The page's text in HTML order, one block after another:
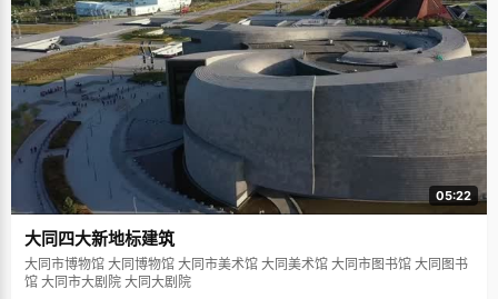
05:22
大同四大新地标建筑
大同市博物馆 大同博物馆 大同市美术馆 大同美术馆 大同市图书馆 大同图书
馆 大同市大剧院 大同大剧院